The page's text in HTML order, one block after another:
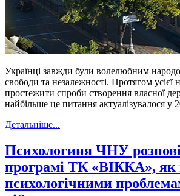
Українці завжди були волелюбним
свободи та незалежності. Протягом усієї
простежити спроби створення власної
найбільше це питання актуалізувалося у
Детальніше...
Психологиня ЧНУ
програмі ТК «ВІККА», як
психологічними